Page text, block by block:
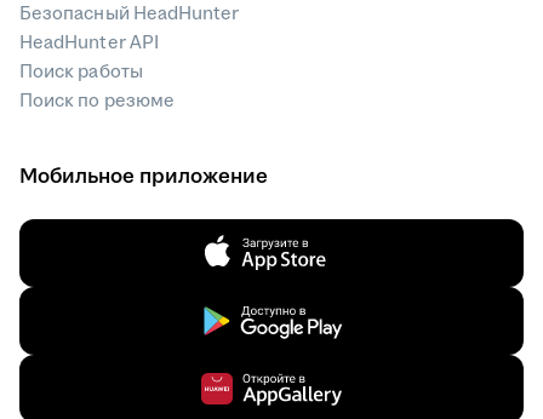
Безопасный HeadHunter
HeadHunter API
Поиск работы
Поиск по резюме
Мобильное приложение